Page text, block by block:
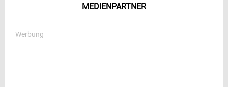
MEDIENPARTNER
Werbung